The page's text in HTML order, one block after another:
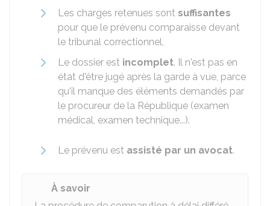
Les charges retenues sont suffisantes
pour que le prévenu comparaisse devant
le tribunal correctionnel,
Le dossier est incomplet. Il n'est pas en
état d'être jugé après la garde à vue, parce
qu'il manque des éléments demandés par
le procureur de la République (examen
médical, examen technique...).
Le prévenu est assisté par un avocat.
À savoir